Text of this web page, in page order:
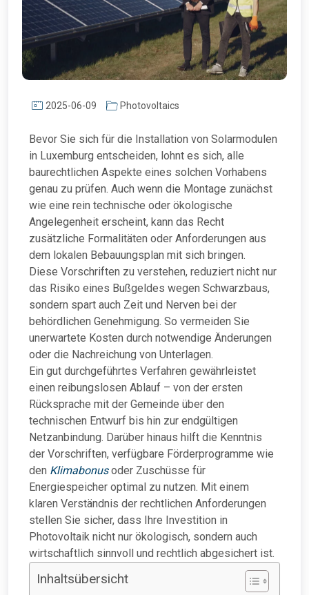
2025-06-09 Photovoltaics
Bevor Sie sich für die Installation von Solarmodulen
in Luxemburg entscheiden, lohnt es sich, alle
baurechtlichen Aspekte eines solchen Vorhabens
genau zu prüfen. Auch wenn die Montage zunächst
wie eine rein technische oder ökologische
Angelegenheit erscheint, kann das Recht
zusätzliche Formalitäten oder Anforderungen aus
dem lokalen Bebauungsplan mit sich bringen.
Diese Vorschriften zu verstehen, reduziert nicht nur
das Risiko eines Bußgeldes wegen Schwarzbaus,
sondern spart auch Zeit und Nerven bei der
behördlichen Genehmigung. So vermeiden Sie
unerwartete Kosten durch notwendige Änderungen
oder die Nachreichung von Unterlagen.
Ein gut durchgeführtes Verfahren gewährleistet
einen reibungslosen Ablauf – von der ersten
Rücksprache mit der Gemeinde über den
technischen Entwurf bis hin zur endgültigen
Netzanbindung. Darüber hinaus hilft die Kenntnis
der Vorschriften, verfügbare Förderprogramme wie
den Klimabonusoder Zuschüsse für
Energiespeicher optimal zu nutzen. Mit einem
klaren Verständnis der rechtlichen Anforderungen
stellen Sie sicher, dass Ihre Investition in
Photovoltaik nicht nur ökologisch, sondern auch
wirtschaftlich sinnvoll und rechtlich abgesichert ist.
Inhaltsübersicht